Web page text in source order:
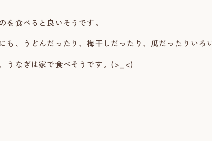
を食べると良いそうです。
も、うどんだったり、梅干しだったり、瓜だったりいろ
うなぎは家で食べそうです。(>_<)